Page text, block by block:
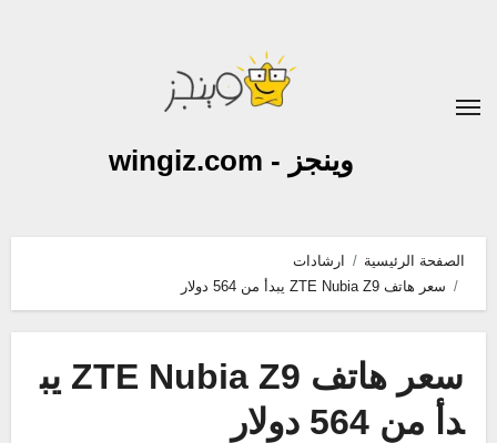
وينجز - wingiz.com
الصفحة الرئيسية
ارشادات
سعر هاتف ZTE Nubia Z9 يبدأ من 564 دولار
سعر هاتف ZTE Nubia Z9 يب
دأ من 564 دولار